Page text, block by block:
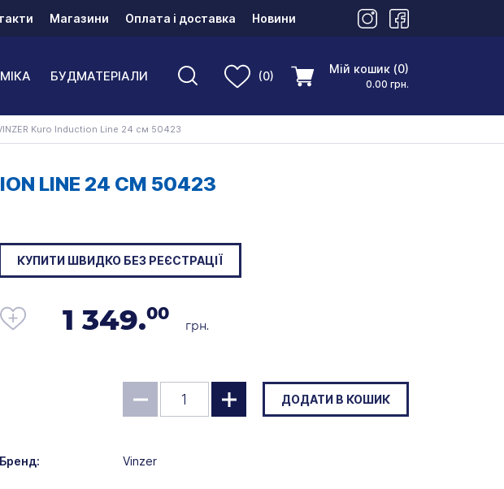
Магазини Оплата і доставка Новини
БУДМАТЕРІАЛИ (0)
Мій кошик (0)
0.00 грн.
Kuro Induction Line 24 см 50423
LINE 24 СМ 50423
КУПИТИ ШВИДКО БЕЗ РЕЄСТРАЦІЇ
1 349.00
грн.
ДОДАТИ В КОШИК
Бренд: Vinzer